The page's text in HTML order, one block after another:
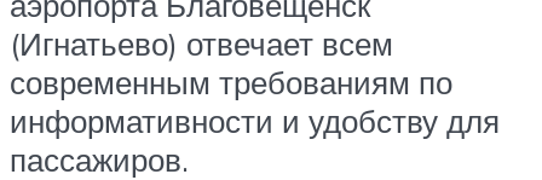
(Игнатьево) отвечает всем
современным требованиям по
информативности и удобству для
пассажиров.